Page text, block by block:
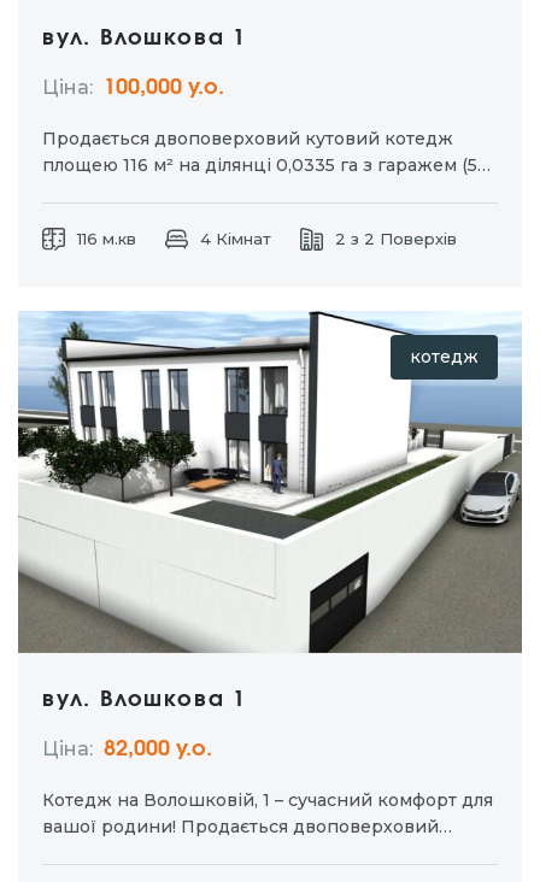
вул. Влошкова 1
Ціна: 100,000 у.о.
Продається двоповерховий кутовий котедж
площею 116 м² на ділянці 0,0335 га з гаражем (55
котеджу: • монолітні сходи та перекриття –
116 м.кв 4 Кімнат 2 з 2 Поверхів
котедж
вул. Влошкова 1
Ціна: 82,000 у.о.
Котедж на Волошковій, 1 – сучасний комфорт для
вашої родини! Продається двоповерховий